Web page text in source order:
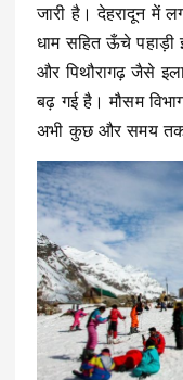
जारी है। देहरादून में
धाम सहित ऊँचे पहाड़ी
और पिथौरागढ़ जैसे
बढ़ गई है। मौसम
अभी कुछ और समय तक